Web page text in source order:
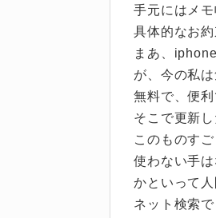
手元にはメ
具体的なお
まあ、
が、今の私
無料で、便
そこで更新
このものす
使わない手
かといって
ネット検索